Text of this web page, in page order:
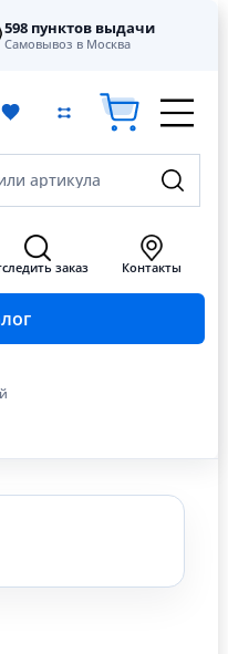
598 пунктов выдачи
Самовывоз в Москва
артикула
заказ Контакты